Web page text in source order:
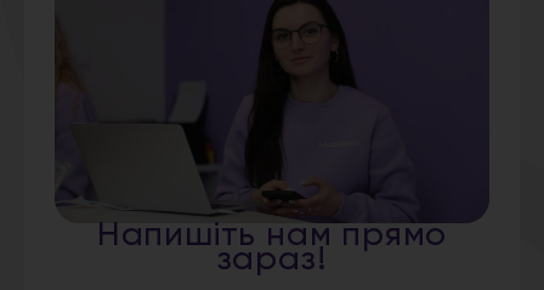
Напишіть нам прямо
зараз!